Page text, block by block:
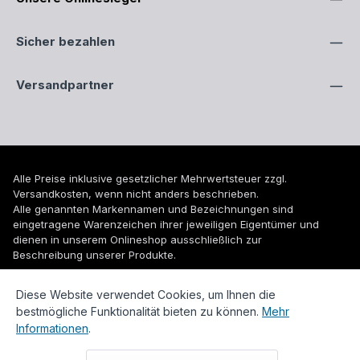
Sicher bezahlen
Versandpartner
Alle Preise inklusive gesetzlicher Mehrwertsteuer zzgl.
Versandkosten, wenn nicht anders beschrieben.
Alle genannten Markennamen und Bezeichnungen sind
eingetragene Warenzeichen ihrer jeweiligen Eigentümer und
dienen in unserem Onlineshop ausschließlich zur
Beschreibung unserer Produkte.
© 2026 WUH24.de - Weigel und Unger Heizungs- und
Sanitärtechnik GmbH
Diese Website verwendet Cookies, um Ihnen die
bestmögliche Funktionalität bieten zu können. Mehr
Informationen.